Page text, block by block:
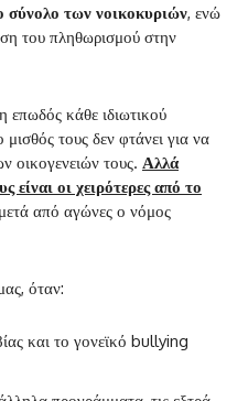
σύνολο των νοικοκυριών, ενώ
του πληθωρισμού στην
επωδός κάθε ιδιωτικού
τους δεν φτάνει για να
οικογενειών τους. Αλλά
είναι οι χειρότερες από το
από αγώνες ο νόμος
όταν:
και το γονεϊκό bullying